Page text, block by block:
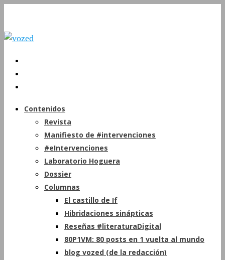
Contenidos
Revista
Manifiesto de #intervenciones
#eIntervenciones
Laboratorio Hoguera
Dossier
Columnas
El castillo de If
Hibridaciones sinápticas
Reseñas #literaturaDigital
80P1VM: 80 posts en 1 vuelta al mundo
blog vozed (de la redacción)